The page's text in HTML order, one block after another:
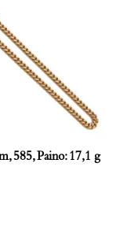
585, Paino: 17,1 g